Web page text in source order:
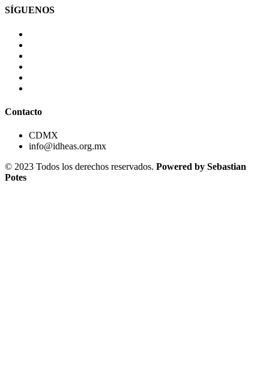
SÍGUENOS
Contacto
CDMX
info@idheas.org.mx
© 2023 Todos los derechos reservados. Powered by Sebastian
Potes